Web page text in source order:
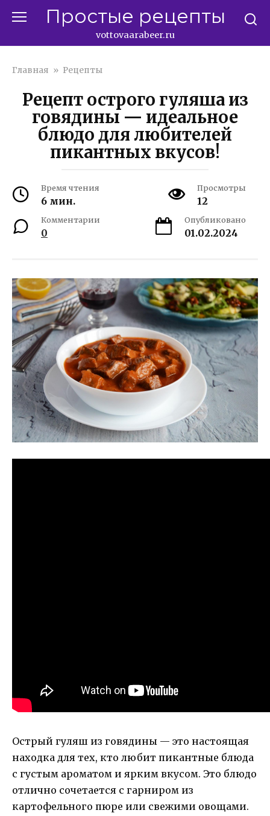
Простые рецепты
vottovaarabeer.ru
Главная » Рецепты
Рецепт острого гуляша из
говядины — идеальное
блюдо для любителей
пикантных вкусов!
Время чтения
6 мин.
Просмотры
12
Комментарии
0
Опубликовано
01.02.2024
Острый гуляш из говядины — это настоящая
находка для тех, кто любит пикантные блюда
с густым ароматом и ярким вкусом. Это блюдо
отлично сочетается с гарниром из
картофельного пюре или свежими овощами.